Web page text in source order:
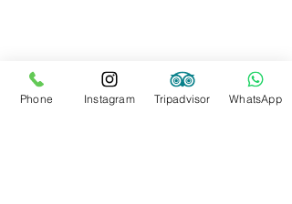
Phone Instagram Tripadvisor WhatsApp